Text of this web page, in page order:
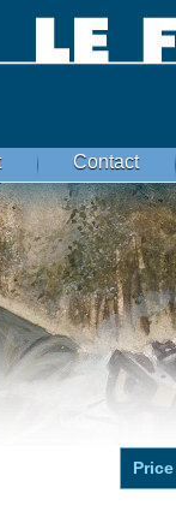
Contact